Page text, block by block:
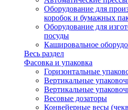
Оборудование для
коробок и бумажных
Оборудование для
посуды
Кашировальное
Весь раздел
Фасовка и упаковка
Горизонтальные
Вертикальные
Вертикальные
Весовые дозаторы
Конвейерные весы